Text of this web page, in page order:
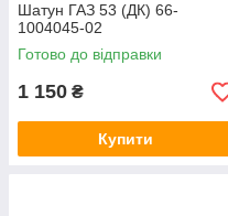
Шатун ГАЗ 53 (ДК) 66-
1004045-02
Готово до відправки
1 150 ₴
Купити